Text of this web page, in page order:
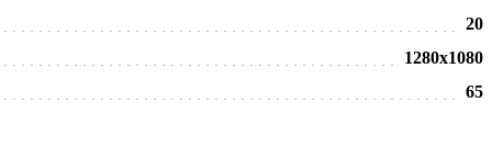
20
1280х1080
65